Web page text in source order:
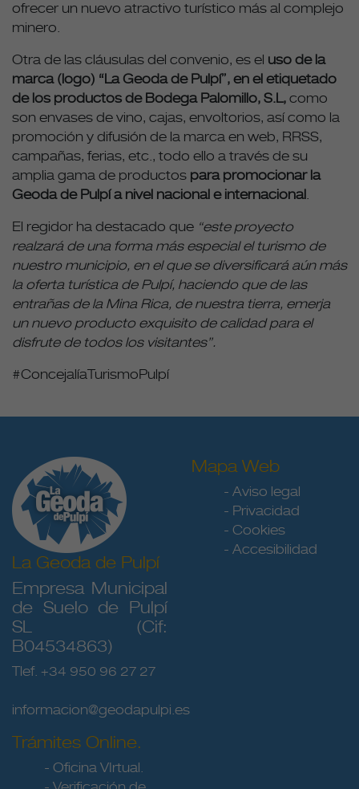
ofrecer un nuevo atractivo turístico más al complejo
minero.
Otra de las cláusulas del convenio, es el uso de la
marca (logo) “La Geoda de Pulpí”, en el etiquetado
de los productos de Bodega Palomillo, S.L, como
son envases de vino, cajas, envoltorios, así como la
promoción y difusión de la marca en web, RRSS,
campañas, ferias, etc., todo ello a través de su
amplia gama de productos para promocionar la
Geoda de Pulpí a nivel nacional e internacional.
El regidor ha destacado que “este proyecto
realzará de una forma más especial el turismo de
nuestro municipio, en el que se diversificará aún más
la oferta turística de Pulpí, haciendo que de las
entrañas de la Mina Rica, de nuestra tierra, emerja
un nuevo producto exquisito de calidad para el
disfrute de todos los visitantes”.
#ConcejalíaTurismoPulpí
La Geoda de Pulpí
Empresa Municipal
de Suelo de Pulpí
SL (Cif:
B04534863)
Tlef. +34 950 96 27 27
informacion@geodapulpi.es
Mapa Web
- Aviso legal
- Privacidad
- Cookies
- Accesibilidad
Trámites Online.
- Oficina VIrtual.